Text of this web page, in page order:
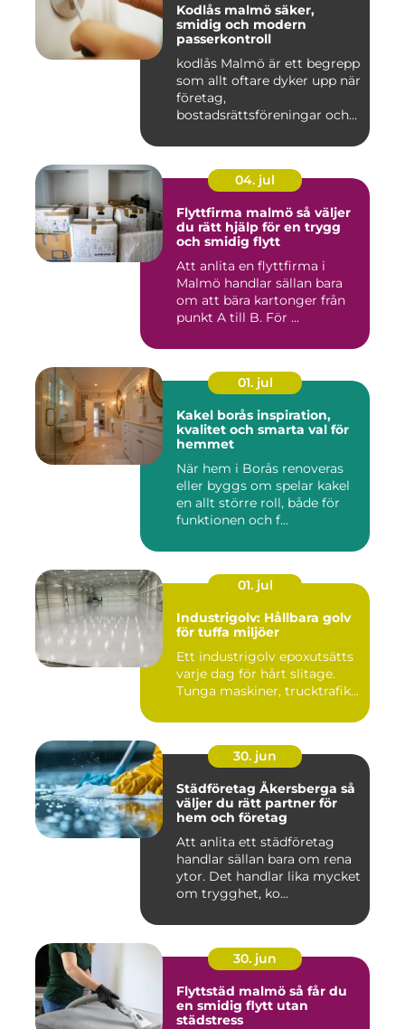
Kodlås malmö säker,
smidig och modern
passerkontroll
kodlås Malmö är ett begrepp
som allt oftare dyker upp när
företag,
bostadsrättsföreningar och
04. jul
Flyttfirma malmö så väljer
du rätt hjälp för en trygg
och smidig flytt
Att anlita en flyttfirma i
Malmö handlar sällan bara
om att bära kartonger från
punkt A till B. För ...
01. jul
Kakel borås inspiration,
kvalitet och smarta val för
hemmet
När hem i Borås renoveras
eller byggs om spelar kakel
en allt större roll, både för
funktionen och f...
01. jul
Industrigolv: Hållbara golv
för tuffa miljöer
Ett industrigolv epoxutsätts
varje dag för hårt slitage.
Tunga maskiner, trucktrafik...
30. jun
Städföretag Åkersberga så
väljer du rätt partner för
hem och företag
Att anlita ett städföretag
handlar sällan bara om rena
ytor. Det handlar lika mycket
om trygghet, ko...
30. jun
Flyttstäd malmö så får du
en smidig flytt utan
städstress